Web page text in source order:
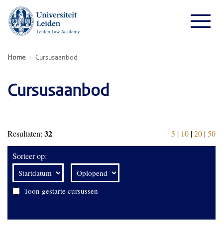
Home Cursusaanbod
Cursusaanbod
Resultaten: 32 5 | 10 |20 |50
Sorteer op:
Toon gestarte cursussen